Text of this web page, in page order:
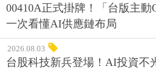
00410A正式掛牌！「台版主動
一次看懂AI供應鏈布局
2026.08.03
台股科技新兵登場！AI投資不